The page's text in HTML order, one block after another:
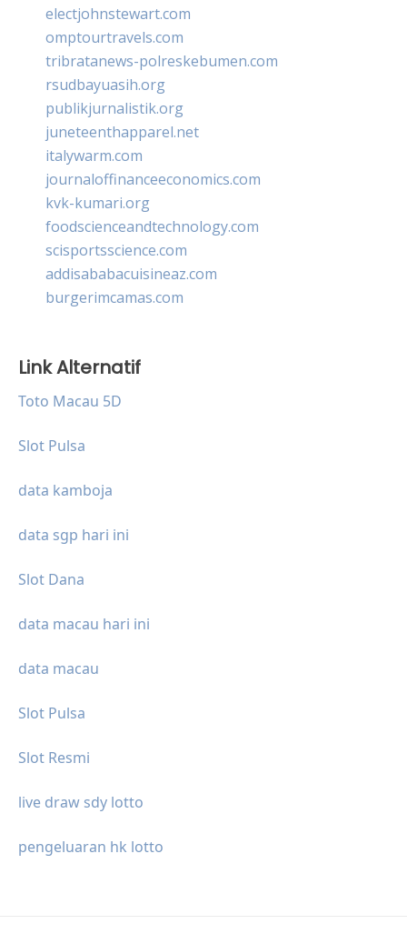
electjohnstewart.com
omptourtravels.com
tribratanews-polreskebumen.com
rsudbayuasih.org
publikjurnalistik.org
juneteenthapparel.net
italywarm.com
journaloffinanceeconomics.com
kvk-kumari.org
foodscienceandtechnology.com
scisportsscience.com
addisababacuisineaz.com
burgerimcamas.com
Link Alternatif
Toto Macau 5D
Slot Pulsa
data kamboja
data sgp hari ini
Slot Dana
data macau hari ini
data macau
Slot Pulsa
Slot Resmi
live draw sdy lotto
pengeluaran hk lotto